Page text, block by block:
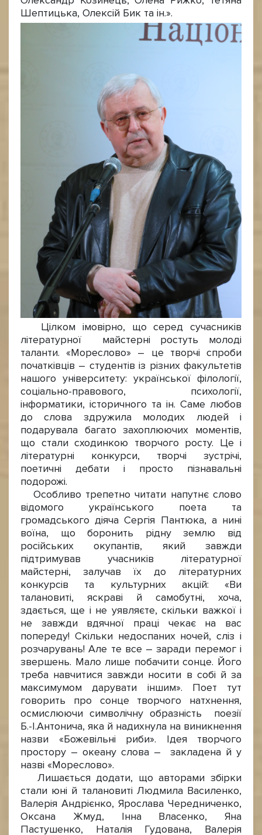
Шептицька, Олексій Бик та ін.».
Цілком імовірно, що серед сучасників
літературної майстерні ростуть молоді
таланти. «Мореслово» – це творчі спроби
початківців – студентів із різних факультетів
нашого університету: української філології,
соціально-правового, психології,
інформатики, історичного та ін. Саме любов
до слова здружила молодих людей і
подарувала багато захоплюючих моментів,
що стали сходинкою творчого росту. Це і
літературні конкурси, творчі зустрічі,
поетичні дебати і просто пізнавальні
подорожі.
Особливо трепетно читати напутнє слово
відомого українського поета та
громадського діяча Сергія Пантюка, а нині
воїна, що боронить рідну землю від
російських окупантів, який завжди
підтримував учасників літературної
майстерні, залучав їх до літературних
конкурсів та культурних акцій: «Ви
талановиті, яскраві й самобутні, хоча,
здається, ще і не уявляєте, скільки важкої і
не завжди вдячної праці чекає на вас
попереду! Скільки недоспаних ночей, сліз і
розчарувань! Але те все – заради перемог і
звершень. Мало лише побачити сонце. Його
треба навчитися завжди носити в собі й за
максимумом дарувати іншим». Поет тут
говорить про сонце творчого натхнення,
осмислюючи символічну образність поезії
Б.-І.Антонича, яка й надихнула на виникнення
назви «Божевільні риби». Ідея творчого
простору – океану слова – закладена й у
назві «Мореслово».
Лишається додати, що авторами збірки
стали юні й талановиті Людмила Василенко,
Валерія Андрієнко, Ярослава Чередниченко,
Оксана Жмуд, Інна Власенко, Яна
Пастушенко, Наталія Гудована, Валерія